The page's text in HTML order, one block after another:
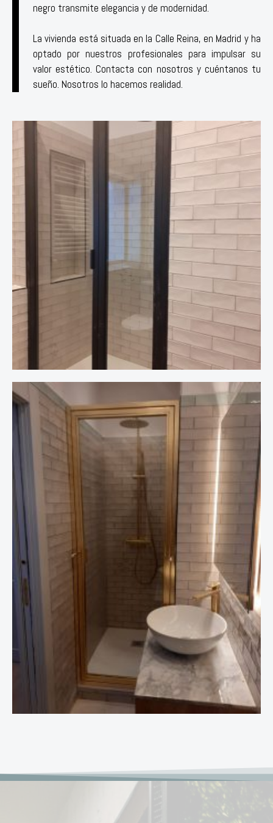
negro transmite elegancia y de modernidad.⁣
La vivienda está situada en la Calle Reina, en Madrid y ha
optado por nuestros profesionales para impulsar su
valor estético. Contacta con nosotros y cuéntanos tu
sueño. Nosotros lo hacemos realidad.